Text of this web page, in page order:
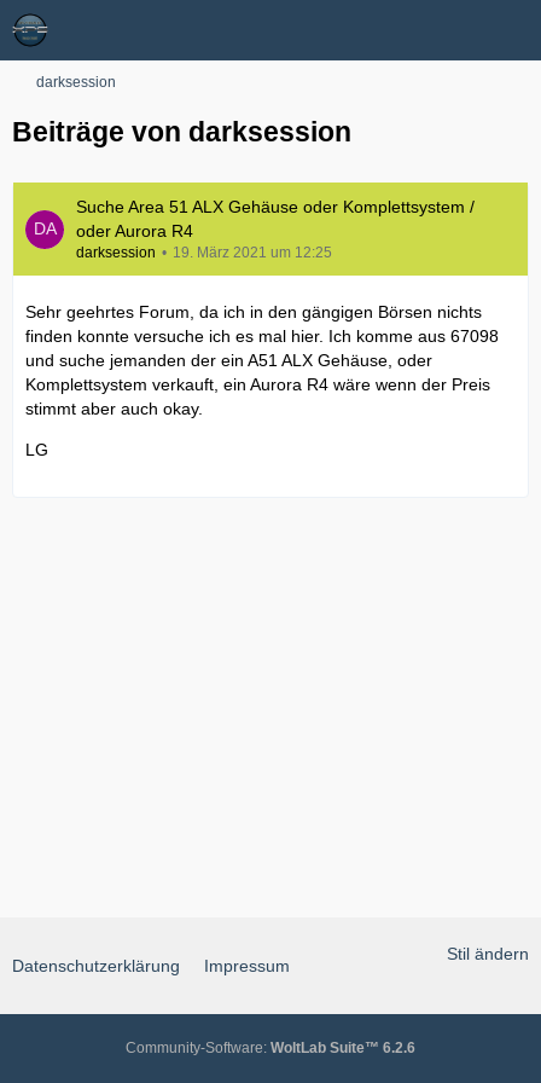
darksession
Beiträge von darksession
Suche Area 51 ALX Gehäuse oder Komplettsystem /
oder Aurora R4
darksession 19. März 2021 um 12:25
Sehr geehrtes Forum, da ich in den gängigen Börsen nichts
finden konnte versuche ich es mal hier. Ich komme aus 67098
und suche jemanden der ein A51 ALX Gehäuse, oder
Komplettsystem verkauft, ein Aurora R4 wäre wenn der Preis
stimmt aber auch okay.
LG
Stil ändern
Datenschutzerklärung Impressum
Community-Software: WoltLab Suite™ 6.2.6